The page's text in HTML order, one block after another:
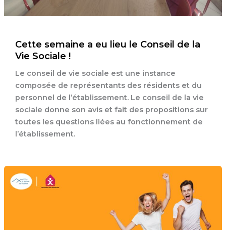
Cette semaine a eu lieu le Conseil de la
Vie Sociale !
Le conseil de vie sociale est une instance
composée de représentants des résidents et du
personnel de l’établissement. Le conseil de la vie
sociale donne son avis et fait des propositions sur
toutes les questions liées au fonctionnement de
l’établissement.